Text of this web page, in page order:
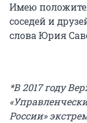
Имею
соседей и
слова Юрия
*В 2017 году
России»